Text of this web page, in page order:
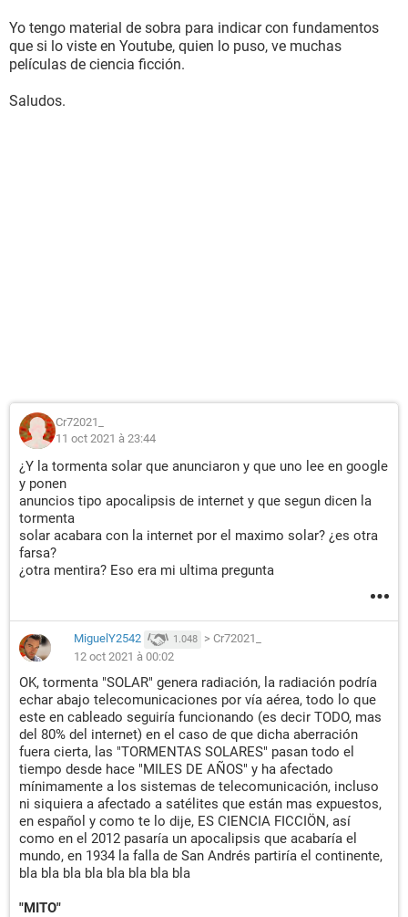
Yo tengo material de sobra para indicar con fundamentos
que si lo viste en Youtube, quien lo puso, ve muchas
películas de ciencia ficción.
Saludos.
Cr72021_
11 oct 2021 à 23:44
¿Y la tormenta solar que anunciaron y que uno lee en google
y ponen
anuncios tipo apocalipsis de internet y que segun dicen la
tormenta
solar acabara con la internet por el maximo solar? ¿es otra
farsa?
¿otra mentira? Eso era mi ultima pregunta
MiguelY2542 1.048 > Cr72021_
12 oct 2021 à 00:02
OK, tormenta "SOLAR" genera radiación, la radiación podría
echar abajo telecomunicaciones por vía aérea, todo lo que
este en cableado seguiría funcionando (es decir TODO, mas
del 80% del internet) en el caso de que dicha aberración
fuera cierta, las "TORMENTAS SOLARES" pasan todo el
tiempo desde hace "MILES DE AÑOS" y ha afectado
mínimamente a los sistemas de telecomunicación, incluso
ni siquiera a afectado a satélites que están mas expuestos,
en español y como te lo dije, ES CIENCIA FICCIÖN, así
como en el 2012 pasaría un apocalipsis que acabaría el
mundo, en 1934 la falla de San Andrés partiría el continente,
bla bla bla bla bla bla bla bla
"MITO"